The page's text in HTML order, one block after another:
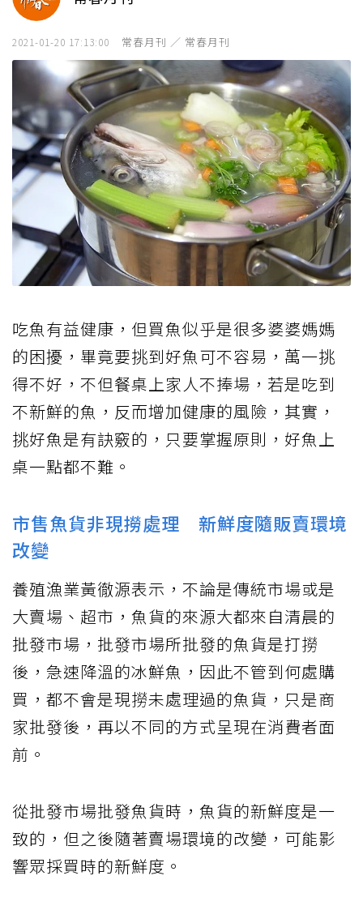
2021-01-20 17:13:00 常春月刊 ／ 常春月刊
吃魚有益健康，但買魚似乎是很多婆婆媽媽
的困擾，畢竟要挑到好魚可不容易，萬一挑
得不好，不但餐桌上家人不捧場，若是吃到
不新鮮的魚，反而增加健康的風險，其實，
挑好魚是有訣竅的，只要掌握原則，好魚上
桌一點都不難。
市售魚貨非現撈處理 新鮮度隨販賣環境
改變
養殖漁業黃徹源表示，不論是傳統市場或是
大賣場、超市，魚貨的來源大都來自清晨的
批發市場，批發市場所批發的魚貨是打撈
後，急速降溫的冰鮮魚，因此不管到何處購
買，都不會是現撈未處理過的魚貨，只是商
家批發後，再以不同的方式呈現在消費者面
前。
從批發市場批發魚貨時，魚貨的新鮮度是一
致的，但之後隨著賣場環境的改變，可能影
響眾採買時的新鮮度。